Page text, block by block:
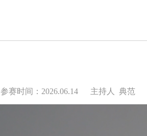
参赛时间：2026.06.14 主持人 典范